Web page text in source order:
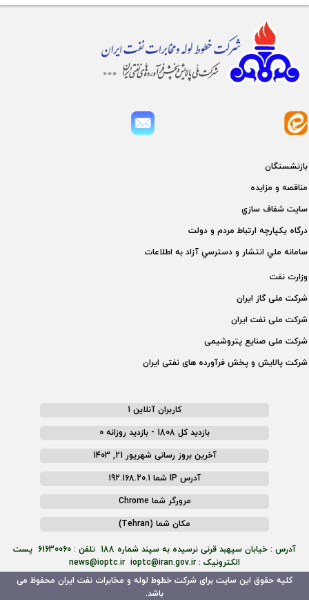
بازنشستگان
مناقصه و مزايده
سايت شفاف سازي
درگاه يكپارچه ارتباط مردم و دولت
سامانه ملي انتشار و دسترسي آزاد به اطلاعات
وزارت نفت
شركت ملی گاز ايران
شركت ملی نفت ايران
شركت ملی صنايع پتروشيمی
شركت پالايش و پخش فرآورده های نفتی ايران
کاربران آنلاین 1
بازدید کل 1808 - بازدید روزانه 0
آخرین بروز رسانی شهریور 21, 1403
آدرس IP شما 192.168.20.1
مرورگر شما Chrome
مکان شما (Tehran)
آدرس : خیابان سپهبد قرنی نرسیده به سپند شماره 188 تلفن : 61630060 پست
الکترونیک : news@ioptc.ir ioptc@iran.gov.ir
کلیه حقوق این سایت برای شرکت خطوط لوله و مخابرات نفت ایران محفوظ می
باشد.